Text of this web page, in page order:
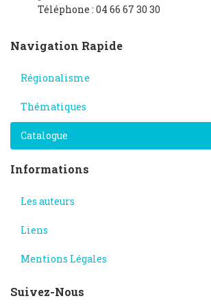
Téléphone : 04 66 67 30 30
Navigation Rapide
Régionalisme
Thématiques
Catalogue
Informations
Les auteurs
Liens
Mentions Légales
Suivez-Nous